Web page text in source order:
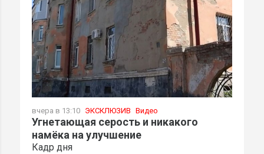
вчера в 13:10 ЭКСКЛЮЗИВ Видео
Угнетающая серость и никакого
намёка на улучшение
Кадр дня